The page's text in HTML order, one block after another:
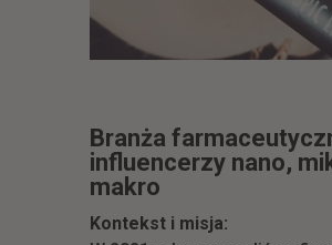
Branża
influencerzy nano,
makro
Kontekst i misja: